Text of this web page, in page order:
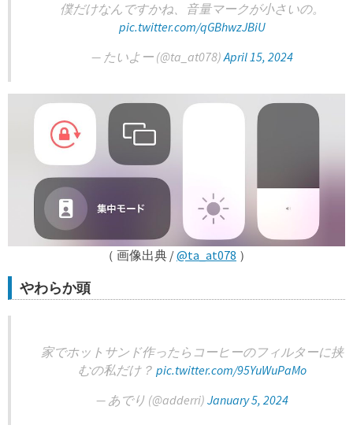
僕だけなんですかね、音量マークが小さいの。
pic.twitter.com/qGBhwzJBiU
— たいよー (@ta_at078)April 15, 2024
（ 画像出典 /@ta_at078 ）
やわらか頭
家でホットサンド作ったらコーヒーのフィルターに挟
むの私だけ？ pic.twitter.com/95YuWuPaMo
— あでり (@adderri) January 5, 2024